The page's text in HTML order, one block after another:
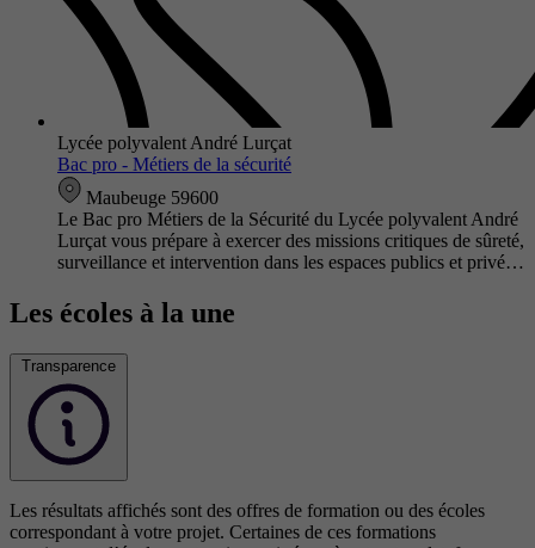
Lycée polyvalent André Lurçat
Bac pro - Métiers de la sécurité
Maubeuge 59600
Le Bac pro Métiers de la Sécurité du Lycée polyvalent André
Lurçat vous prépare à exercer des missions critiques de sûreté,
surveillance et intervention dans les espaces publics et privé…
Les écoles à la une
Transparence
Les résultats affichés sont des offres de formation ou des écoles
correspondant à votre projet. Certaines de ces formations